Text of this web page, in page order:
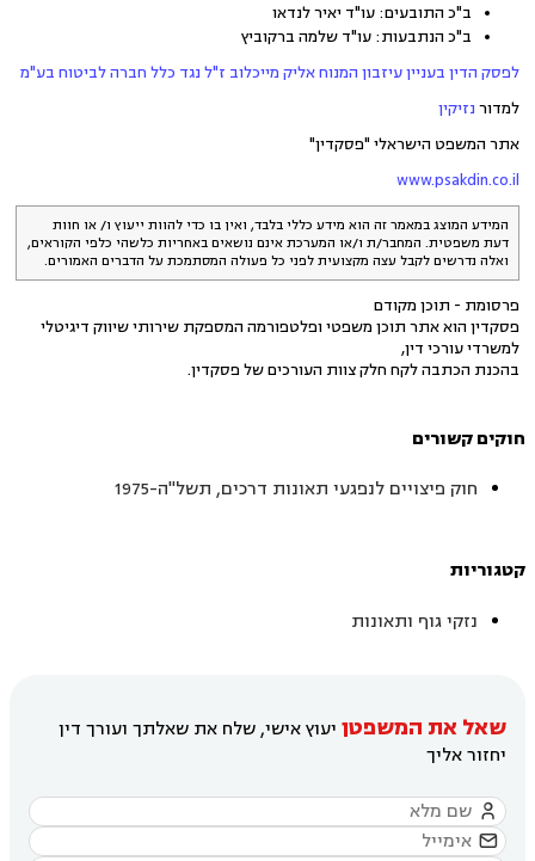
ב"כ התובעים: עו"ד יאיר לנדאו
ב"כ הנתבעות: עו"ד שלמה ברקוביץ
לפסק הדין בעניין עיזבון המנוח אליק מייכלוב ז"ל נגד כלל חברה לביטוח בע"מ
למדור נזיקין
אתר המשפט הישראלי "פסקדין"
www.psakdin.co.il
המידע המוצג במאמר זה הוא מידע כללי בלבד, ואין בו כדי להוות ייעוץ ו/ או חוות
דעת משפטית. המחבר/ת ו/או המערכת אינם נושאים באחריות כלשהי כלפי הקוראים,
ואלה נדרשים לקבל עצה מקצועית לפני כל פעולה המסתמכת על הדברים האמורים.
פרסומת - תוכן מקודם
פסקדין הוא אתר תוכן משפטי ופלטפורמה המספקת שירותי שיווק דיגיטלי
למשרדי עורכי דין,
בהכנת הכתבה לקח חלק צוות העורכים של פסקדין.
חוקים קשורים
חוק פיצויים לנפגעי תאונות דרכים, תשל"ה-1975
קטגוריות
נזקי גוף ותאונות
שאל את המשפטן יעוץ אישי, שלח את שאלתך ועורך דין
יחזור אליך

